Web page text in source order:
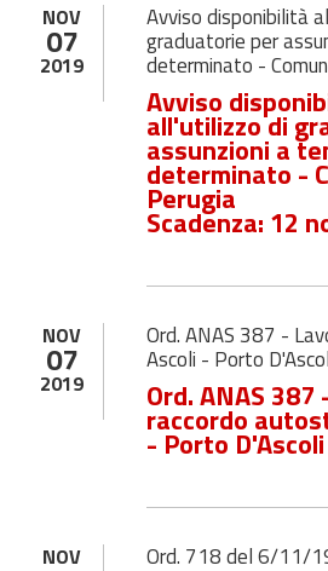
NOV
07
2019
Avviso disponibilità
graduatorie per
determinato -
Avviso
all'utilizzo di
assunzioni a
determinato -
Perugia
Scadenza: 12
NOV
07
2019
Ord. ANAS 387 -
Ascoli - Porto
Ord. ANAS
raccordo
- Porto D'Ascoli
NOV Ord. 718 del 6/11/